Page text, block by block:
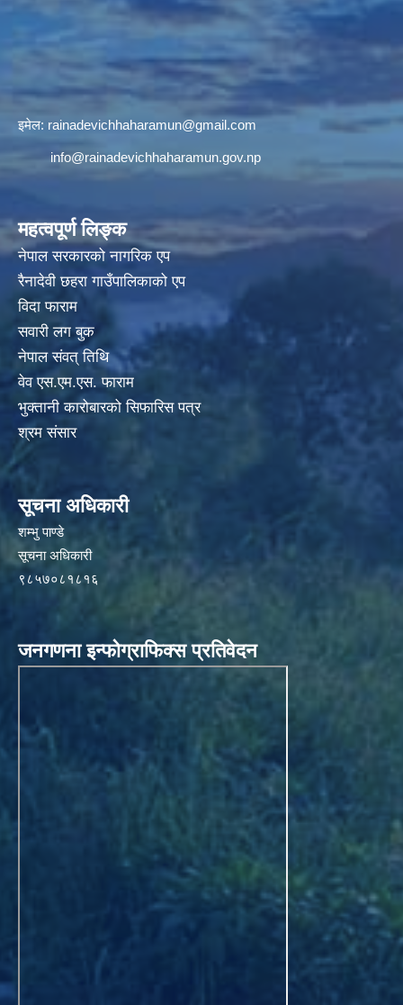
इमेल: rainadevichhaharamun@gmail.com
info@rainadevichhaharamun.gov.np
महत्वपूर्ण लिङ्क
नेपाल सरकारको नागरिक एप
रैनादेवी छहरा गाउँपालिकाको एप
विदा फाराम
सवारी लग बुक
नेपाल संवत् तिथि
वेव एस.एम.एस. फाराम
भुक्तानी कारोबारको सिफारिस पत्र
श्रम संसार
सूचना अधिकारी
शम्भु पाण्डे
सूचना अधिकारी
९८५७०८१८१६
जनगणना इन्फोग्राफिक्स प्रतिवेदन